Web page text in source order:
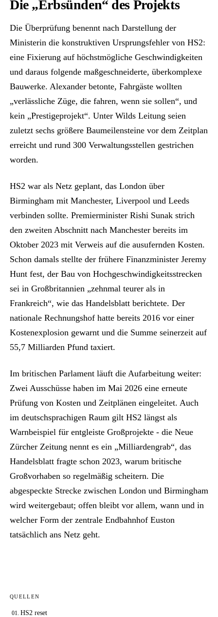
Die „Erbsünden“ des Projekts
Die Überprüfung benennt nach Darstellung der
Ministerin die konstruktiven Ursprungsfehler von HS2:
eine Fixierung auf höchstmögliche Geschwindigkeiten
und daraus folgende maßgeschneiderte, überkomplexe
Bauwerke. Alexander betonte, Fahrgäste wollten
„verlässliche Züge, die fahren, wenn sie sollen“, und
kein „Prestigeprojekt“. Unter Wilds Leitung seien
zuletzt sechs größere Baumeilensteine vor dem Zeitplan
erreicht und rund 300 Verwaltungsstellen gestrichen
worden.
HS2 war als Netz geplant, das London über
Birmingham mit Manchester, Liverpool und Leeds
verbinden sollte. Premierminister Rishi Sunak strich
den zweiten Abschnitt nach Manchester bereits im
Oktober 2023 mit Verweis auf die ausufernden Kosten.
Schon damals stellte der frühere Finanzminister Jeremy
Hunt fest, der Bau von Hochgeschwindigkeitsstrecken
sei in Großbritannien „zehnmal teurer als in
Frankreich“, wie das Handelsblatt berichtete. Der
nationale Rechnungshof hatte bereits 2016 vor einer
Kostenexplosion gewarnt und die Summe seinerzeit auf
55,7 Milliarden Pfund taxiert.
Im britischen Parlament läuft die Aufarbeitung weiter:
Zwei Ausschüsse haben im Mai 2026 eine erneute
Prüfung von Kosten und Zeitplänen eingeleitet. Auch
im deutschsprachigen Raum gilt HS2 längst als
Warnbeispiel für entgleiste Großprojekte - die Neue
Zürcher Zeitung nennt es ein „Milliardengrab“, das
Handelsblatt fragte schon 2023, warum britische
Großvorhaben so regelmäßig scheitern. Die
abgespeckte Strecke zwischen London und Birmingham
wird weitergebaut; offen bleibt vor allem, wann und in
welcher Form der zentrale Endbahnhof Euston
tatsächlich ans Netz geht.
QUELLEN
HS2 reset